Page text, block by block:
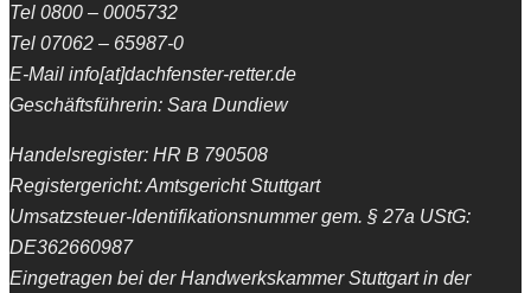
Tel 0800 – 0005732
Tel 07062 – 65987-0
E-Mail info[at]dachfenster-retter.de
Geschäftsführerin: Sara Dundiew
Handelsregister: HR B 790508
Registergericht: Amtsgericht Stuttgart
Umsatzsteuer-Identifikationsnummer gem. § 27a UStG:
DE362660987
Eingetragen bei der Handwerkskammer Stuttgart in der